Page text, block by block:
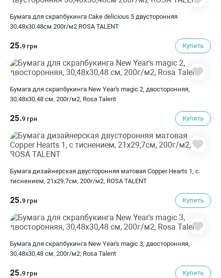
Бумага для скрапбукинга Cake delicious 5 двусторонняя
30,48х30,48см 200г/м2 ROSA TALENT
25.9 грн Купить
Бумага для скрапбукинга New Year's magic 2, двосторонняя,
30,48х30,48 см, 200г/м2, Rosa Talent
25.9 грн Купить
Бумага дизайнерская двусторонняя матовая Copper Hearts 1, с
тиснением, 21х29,7см, 200г/м2, ROSA TALENT
25.9 грн Купить
Бумага для скрапбукинга New Year's magic 3, двосторонняя,
30,48х30,48 см, 200г/м2, Rosa Talent
25.9 грн Купить